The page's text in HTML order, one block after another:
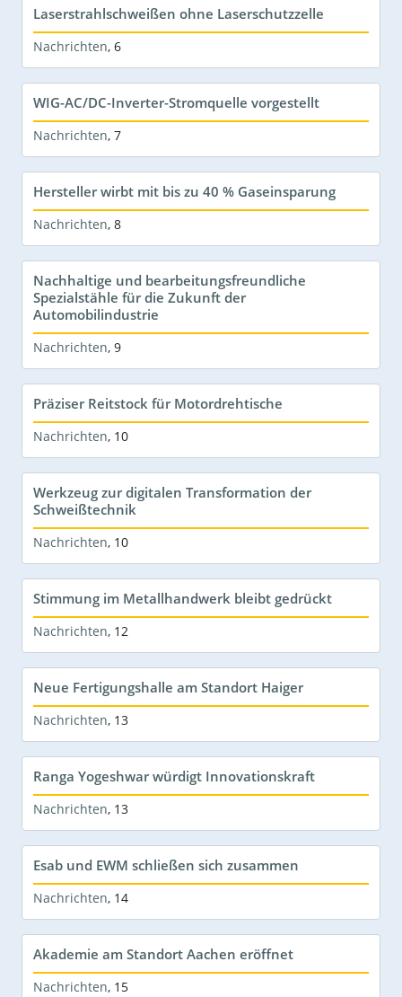
Laserstrahlschweißen ohne Laserschutzzelle
Nachrichten, 6
WIG-AC/DC-Inverter-Stromquelle vorgestellt
Nachrichten, 7
Hersteller wirbt mit bis zu 40 % Gaseinsparung
Nachrichten, 8
Nachhaltige und bearbeitungsfreundliche
Spezialstähle für die Zukunft der
Automobilindustrie
Nachrichten, 9
Präziser Reitstock für Motordrehtische
Nachrichten, 10
Werkzeug zur digitalen Transformation der
Schweißtechnik
Nachrichten, 10
Stimmung im Metallhandwerk bleibt gedrückt
Nachrichten, 12
Neue Fertigungshalle am Standort Haiger
Nachrichten, 13
Ranga Yogeshwar würdigt Innovationskraft
Nachrichten, 13
Esab und EWM schließen sich zusammen
Nachrichten, 14
Akademie am Standort Aachen eröffnet
Nachrichten, 15